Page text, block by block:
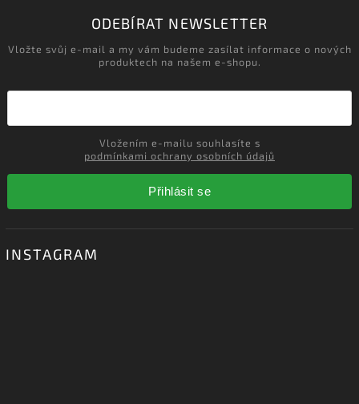
ODEBÍRAT NEWSLETTER
Vložte svůj e-mail a my vám budeme zasílat informace o nových
produktech na našem e-shopu.
podmínkami ochrany osobních údajů
Přihlásit se
INSTAGRAM